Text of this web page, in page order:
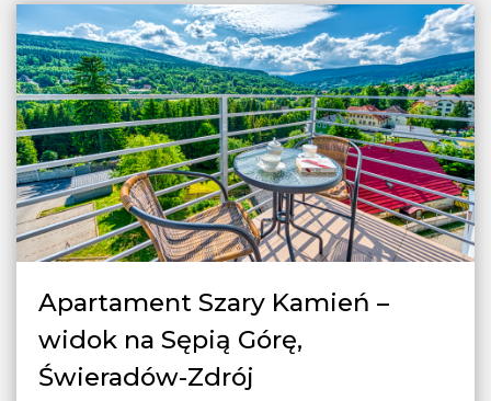
Apartament Szary Kamień –
widok na Sępią Górę,
Świeradów-Zdrój